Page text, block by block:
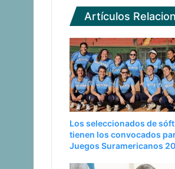
Artículos
Los seleccionados de
tienen los convocados
Juegos Suramericanos